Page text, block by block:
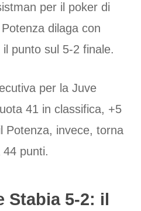
per il poker di
dilaga con
punto sul 5-2 finale.
per la Juve
41 in classifica, +5
Potenza, invece, torna
punti.
Stabia 5-2: il